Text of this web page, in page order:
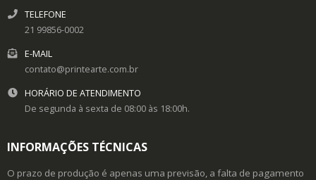
TELEFONE
21 99856-0002
E-MAIL
contato@printearte.com.br
HORÁRIO DE ATENDIMENTO
De segunda à sexta de 08:00 às 18:00h.
INFORMAÇÕES TÉCNICAS
O prazo de produção é apenas uma previsão, a falta de pagamento